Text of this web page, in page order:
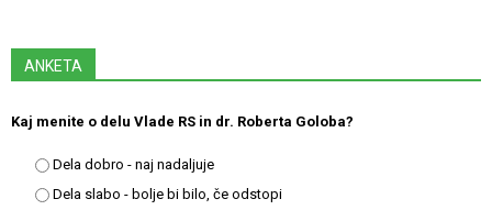
ANKETA
Kaj menite o delu Vlade RS in dr. Roberta Goloba?
Dela dobro - naj nadaljuje
Dela slabo - bolje bi bilo, če odstopi